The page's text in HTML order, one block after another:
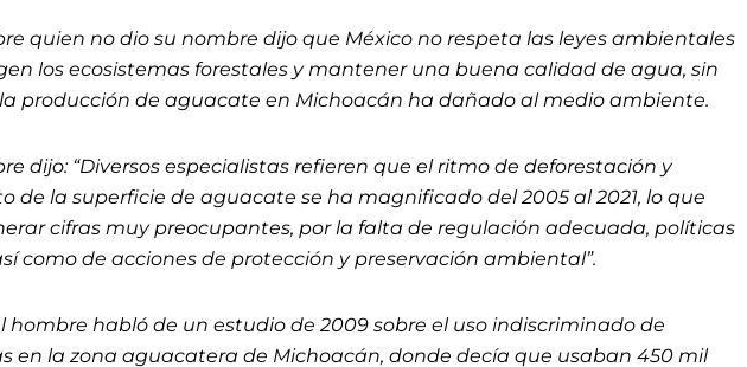
quien no dio su nombre dijo que México no respeta las leyes ambientales
los ecosistemas forestales y mantener una buena calidad de agua, sin
producción de aguacate en Michoacán ha dañado al medio ambiente.
dijo: “Diversos especialistas refieren que el ritmo de deforestación y
de la superficie de aguacate se ha magnificado del 2005 al 2021, lo que
cifras muy preocupantes, por la falta de regulación adecuada, políticas
como de acciones de protección y preservación ambiental”.
hombre habló de un estudio de 2009 sobre el uso indiscriminado de
en la zona aguacatera de Michoacán, donde decía que usaban 450 mil